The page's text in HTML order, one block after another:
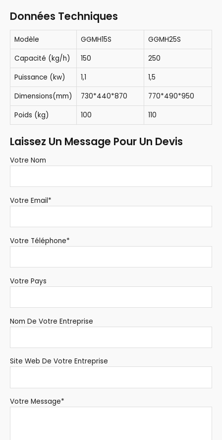
Données Techniques
Modèle GGMH15S
GGMH25S
Capacité (kg/h)
150
250
Puissance (kw)
1,1
1,5
Dimensions(mm)
730*440*870
770*490*950
Poids (kg)
100 110
Laissez Un Message Pour Un Devis
Votre Nom
Votre Email*
Votre Téléphone*
Votre Pays
Nom De Votre Entreprise
Site Web De Votre Entreprise
Votre Message*